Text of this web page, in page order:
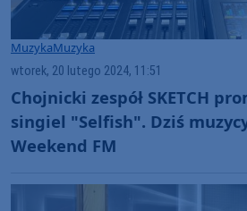
MuzykaMuzyka
wtorek, 20 lutego 2024, 11:51
Chojnicki zespół SKETCH
singiel "Selfish". Dziś
Weekend FM